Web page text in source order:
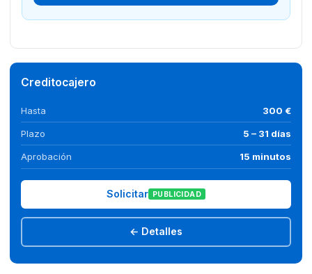
Creditocajero
Hasta 300 €
Plazo 5 – 31 días
Aprobación 15 minutos
Solicitar PUBLICIDAD
← Detalles